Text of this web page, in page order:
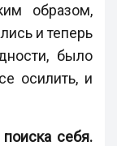
образом,
и теперь
было
осилить, и
себя.